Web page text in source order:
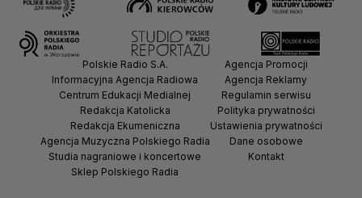
Polskie Radio S.A.
Informacyjna Agencja Radiowa
Centrum Edukacji Medialnej
Redakcja Katolicka
Redakcja Ekumeniczna
Agencja Muzyczna Polskiego Radia
Studia nagraniowe i koncertowe
Sklep Polskiego Radia
Agencja Promocji
Agencja Reklamy
Regulamin serwisu
Polityka prywatności
Ustawienia prywatności
Dane osobowe
Kontakt